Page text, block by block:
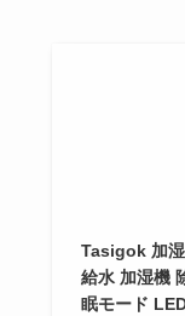
Tasigok 加
給水 加湿機
眠モード